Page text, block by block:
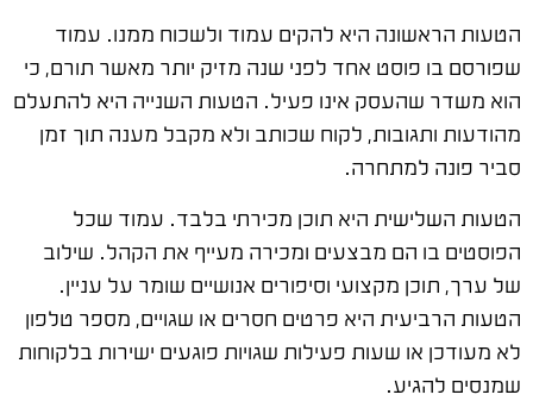
הטעות הראשונה היא להקים עמוד ולשכוח ממנו. עמוד
שפורסם בו פוסט אחד לפני שנה מזיק יותר מאשר תורם, כי
הוא משדר שהעסק אינו פעיל. הטעות השנייה היא להתעלם
מהודעות ותגובות, לקוח שכותב ולא מקבל מענה תוך זמן
סביר פונה למתחרה.
הטעות השלישית היא תוכן מכירתי בלבד. עמוד שכל
הפוסטים בו הם מבצעים ומכירה מעייף את הקהל. שילוב
של ערך, תוכן מקצועי וסיפורים אנושיים שומר על עניין.
הטעות הרביעית היא פרטים חסרים או שגויים, מספר טלפון
לא מעודכן או שעות פעילות שגויות פוגעים ישירות בלקוחות
שמנסים להגיע.